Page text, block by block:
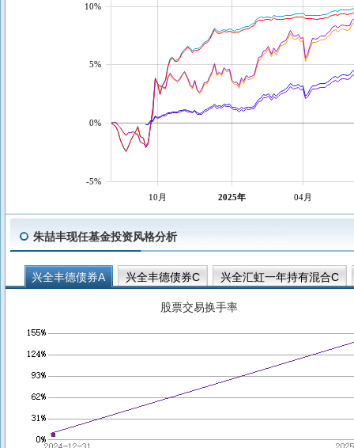
10月 2025年 04月
-5%
0%
5%
10%
朱喆丰现任基金投资风格分析
兴全丰德债券A 兴全丰德债券C 兴全汇虹一年持有混合C
股票交易换手率